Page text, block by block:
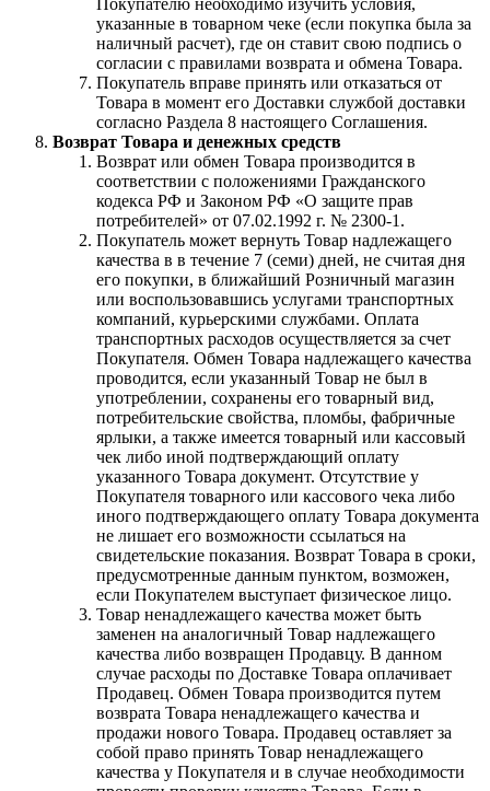
указанные в товарном чеке (если покупка была за
наличный расчет), где он ставит свою подпись о
согласии с правилами возврата и обмена Товара.
Покупатель вправе принять или отказаться от
Товара в момент его Доставки службой доставки
согласно Раздела 8 настоящего Соглашения.
Возврат Товара и денежных средств
Возврат или обмен Товара производится в
соответствии с положениями Гражданского
кодекса РФ и Законом РФ «О защите прав
потребителей» от 07.02.1992 г. № 2300-1.
Покупатель может вернуть Товар надлежащего
качества в в течение 7 (семи) дней, не считая дня
его покупки, в ближайший Розничный магазин
или воспользовавшись услугами транспортных
компаний, курьерскими службами. Оплата
транспортных расходов осуществляется за счет
Покупателя. Обмен Товара надлежащего качества
проводится, если указанный Товар не был в
употреблении, сохранены его товарный вид,
потребительские свойства, пломбы, фабричные
ярлыки, а также имеется товарный или кассовый
чек либо иной подтверждающий оплату
указанного Товара документ. Отсутствие у
Покупателя товарного или кассового чека либо
иного подтверждающего оплату Товара документа
не лишает его возможности ссылаться на
свидетельские показания. Возврат Товара в сроки,
предусмотренные данным пунктом, возможен,
если Покупателем выступает физическое лицо.
Товар ненадлежащего качества может быть
заменен на аналогичный Товар надлежащего
качества либо возвращен Продавцу. В данном
случае расходы по Доставке Товара оплачивает
Продавец. Обмен Товара производится путем
возврата Товара ненадлежащего качества и
продажи нового Товара. Продавец оставляет за
собой право принять Товар ненадлежащего
качества у Покупателя и в случае необходимости